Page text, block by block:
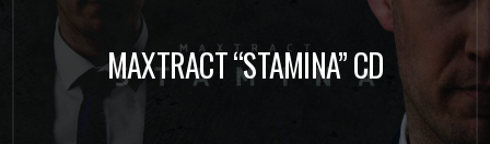
MAXTRACT “STAMINA” CD